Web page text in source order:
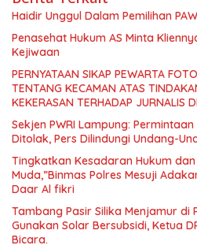
Haidir Unggul Dalam Pemilihan
Penasehat Hukum AS Minta
Kejiwaan
PERNYATAAN SIKAP PEWARTA
TENTANG KECAMAN ATAS
KEKERASAN TERHADAP JURNALIS
TANJUNG KARANG.
Sekjen PWRI Lampung:
Ditolak, Pers Dilindungi Undang-
Tingkatkan Kesadaran Hukum
Muda,”Binmas Polres Mesuji
Daar Al fikri
Tambang Pasir Silika Menjamur di
Gunakan Solar Bersubsidi, Ketua
Bicara.